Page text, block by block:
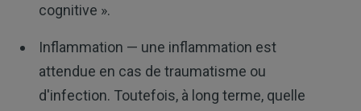
cognitive ».
Inflammation — une inflammation est
attendue en cas de traumatisme ou
d'infection. Toutefois, à long terme, quelle